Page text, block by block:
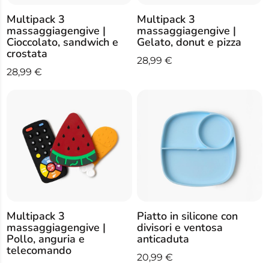
Multipack 3
massaggiagengive |
Cioccolato, sandwich e
crostata
28,99€
Multipack 3
massaggiagengive |
Gelato, donut e pizza
28,99 €
Multipack 3
massaggiagengive |
Pollo, anguria e
telecomando
Piatto in silicone con
divisori e ventosa
anticaduta
20,99 €